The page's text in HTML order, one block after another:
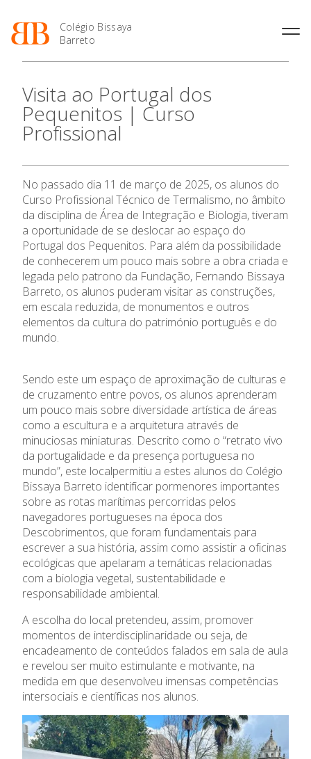
Colégio Bissaya
Barreto
O Colégio
Projeto Educativo
Organização
Colaboradores Docentes
Instalações
Ofertas de emprego
Regulamentos
Jornal “O Coreto”
Privacidade
Oferta Formativa
Enriquecimento Curricular
Oferta Curricular
Atividades Extracurriculares
Atividades de Interrupção
Letiva
Academia de Línguas
Ensino Profissional
Profissionais
Matrículas
Horários e Manuais
Termalismo
Curso de Técnico/a de Apoio
à Família e à Comunidade
Ofertas de Emprego
Ano Letivo
2027
Calendários
Portal do Professor
de Educação
SIGE
Secretariado de Exames
Admissão
Informações
APEE
Notícias
Visita ao Portugal dos
Pequenitos | Curso
Profissional
No passado dia 11 de março de 2025, os alunos do
Curso Profissional Técnico de Termalismo, no âmbito
da disciplina de Área de Integração e Biologia, tiveram
a oportunidade de se deslocar ao espaço do
Portugal dos Pequenitos. Para além da possibilidade
de conhecerem um pouco mais sobre a obra criada e
legada pelo patrono da Fundação, Fernando Bissaya
Barreto, os alunos puderam visitar as construções,
em escala reduzida, de monumentos e outros
elementos da cultura do património português e do
mundo.
Sendo este um espaço de aproximação de culturas e
de cruzamento entre povos, os alunos aprenderam
um pouco mais sobre diversidade artística de áreas
como a escultura e a arquitetura através de
minuciosas miniaturas. Descrito como o “retrato vivo
da portugalidade e da presença portuguesa no
mundo”, este localpermitiu a estes alunos do Colégio
Bissaya Barreto identificar pormenores importantes
sobre as rotas marítimas percorridas pelos
navegadores portugueses na época dos
Descobrimentos, que foram fundamentais para
escrever a sua história, assim como assistir a oficinas
ecológicas que apelaram a temáticas relacionadas
com a biologia vegetal, sustentabilidade e
responsabilidade ambiental.
A escolha do local pretendeu, assim, promover
momentos de interdisciplinaridade ou seja, de
encadeamento de conteúdos falados em sala de aula
e revelou ser muito estimulante e motivante, na
medida em que desenvolveu imensas competências
intersociais e científicas nos alunos.